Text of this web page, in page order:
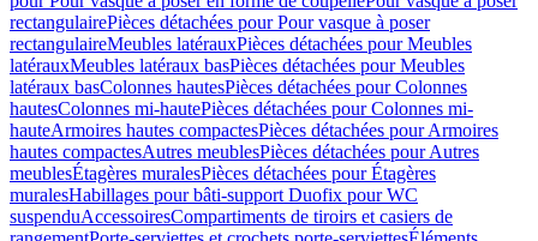
rectangulairePièces détachées pour Pour vasque à poser
rectangulaireMeubles latérauxPièces détachées pour Meubles
latérauxMeubles latéraux basPièces détachées pour Meubles
latéraux basColonnes hautesPièces détachées pour Colonnes
hautesColonnes mi-hautePièces détachées pour Colonnes mi-
hauteArmoires hautes compactesPièces détachées pour Armoires
hautes compactesAutres meublesPièces détachées pour Autres
meublesÉtagères muralesPièces détachées pour Étagères
muralesHabillages pour bâti-support Duofix pour WC
suspenduAccessoiresCompartiments de tiroirs et casiers de